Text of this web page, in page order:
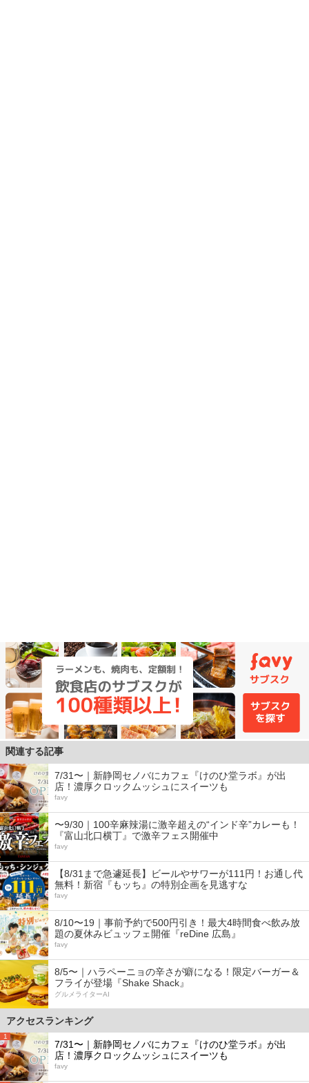
関連する記事
7/31〜｜新静岡セノバにカフェ『けのひ堂ラボ』が出
店！濃厚クロックムッシュにスイーツも
favy
〜9/30｜100辛麻辣湯に激辛超えの“インド辛”カレーも！
『富山北口横丁』で激辛フェス開催中
favy
【8/31まで急遽延長】ビールやサワーが111円！お通し代
無料！新宿『もッち』の特別企画を見逃すな
favy
8/10〜19｜事前予約で500円引き！最大4時間食べ飲み放
題の夏休みビュッフェ開催『reDine 広島』
favy
8/5〜｜ハラペーニョの辛さが癖になる！限定バーガー＆
フライが登場『Shake Shack』
グルメライターAI
アクセスランキング
1
7/31〜｜新静岡セノバにカフェ『けのひ堂ラボ』が出
店！濃厚クロックムッシュにスイーツも
favy